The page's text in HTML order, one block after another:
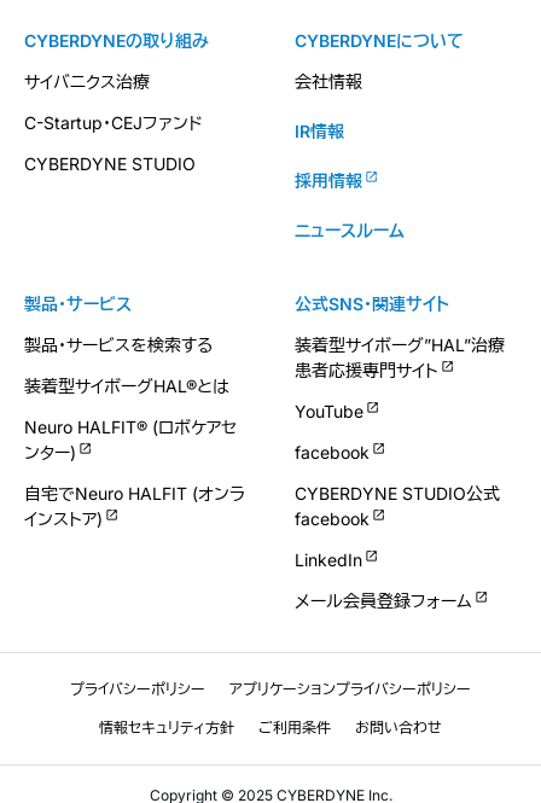
製品・サービス
製品・サービスを検索する
装着型サイボーグHAL®とは
Neuro HALFIT® (ロボケアセ
ンター)
自宅でNeuro HALFIT (オンラ
インストア)
CYBERDYNEの取り組み
サイバニクス治療
C-Startup・CEJファンド
CYBERDYNE STUDIO
CYBERDYNEについて
会社情報
IR情報
採用情報
ニュースルーム
公式SNS・関連サイト
装着型サイボーグ”HAL”治療
患者応援専門サイト
YouTube
facebook
CYBERDYNE STUDIO公式
facebook
LinkedIn
メール会員登録フォーム
プライバシーポリシー アプリケーションプライバシーポリシー
情報セキュリティ方針 ご利用条件 お問い合わせ
Copyright © 2025 CYBERDYNE Inc.